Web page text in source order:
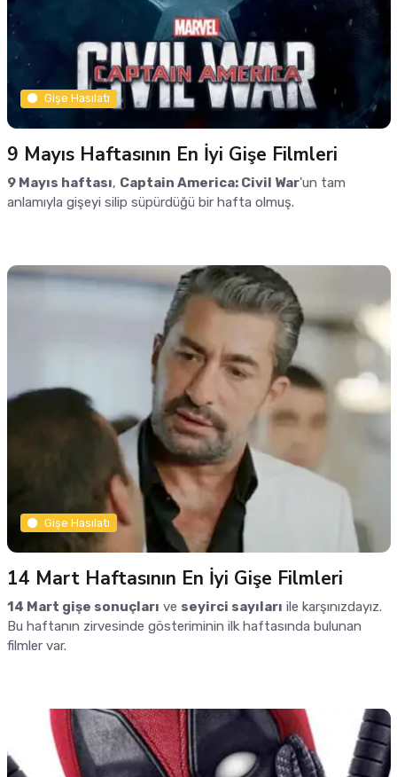
Gişe Hasılatı
9 Mayıs Haftasının En İyi Gişe Filmleri
9 Mayıs haftası, Captain America: Civil War'un tam
anlamıyla gişeyi silip süpürdüğü bir hafta olmuş.
Gişe Hasılatı
14 Mart Haftasının En İyi Gişe Filmleri
14 Mart gişe sonuçları ve seyirci sayıları ile karşınızdayız.
Bu haftanın zirvesinde gösteriminin ilk haftasında bulunan
filmler var.